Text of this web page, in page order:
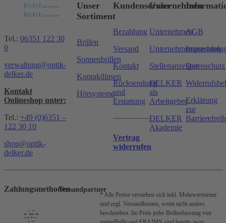
Tel.: 06351 122 30
0
verwaltung@optik-
delker.de
Kontakt
Onlineshop unter:
Tel.: +49 (0)6351 –
122 30 10
shop@optik-
delker.de
Unser
Sortiment
Brillen
Sonnenbrillen
Kontaktlinsen
Hörsysteme
Kundenservice
Bezahlung
Versand
Kontakt
Rücksendung
und
Erstattung
Vertrag
widerrufen
Unternehmen
Unternehmen
Stellenanzeigen
DELKER
als
Arbeitgeber
DELKER
Akademie
AGB
Impressum
Datenschutz
Erklärung
zur
ZahlungsmethodenVersandpartner
* Alle Preise verstehen sich inkl. Mehrwertsteuer
und zzgl. Versandkosten, wenn nicht anders
beschrieben. Im Preis jeder Brillenfassung von